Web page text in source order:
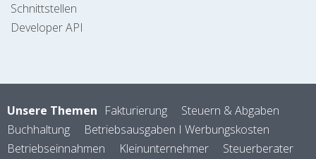
Schnittstellen
Developer API
Unsere Themen Fakturierung
Steuern & Abgaben
Buchhaltung
Betriebsausgaben I Werbungskosten
Betriebseinnahmen
Kleinunternehmer
Steuerberater